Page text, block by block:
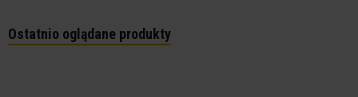
Ostatnio oglądane produkty